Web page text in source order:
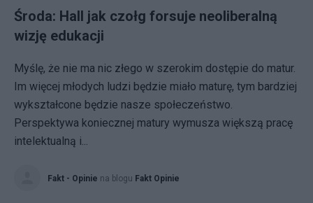
Środa: Hall jak czołg forsuje neoliberalną
wizję edukacji
Myślę, że nie ma nic złego w szerokim dostępie do matur.
Im więcej młodych ludzi będzie miało maturę, tym bardziej
wykształcone będzie nasze społeczeństwo.
Perspektywa koniecznej matury wymusza większą pracę
intelektualną i...
Fakt - Opinie na blogu Fakt Opinie